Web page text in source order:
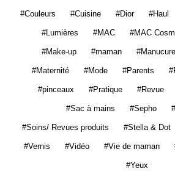
Couleurs Cuisine Dior Haul
Lumières MAC MAC
Make-up maman Manucure
Maternité Mode Parents
pinceaux Pratique Revue
Sac à mains Sepho
Soins/ Revues produits Stella & Dot
Vernis Vidéo Vie de maman
Yeux